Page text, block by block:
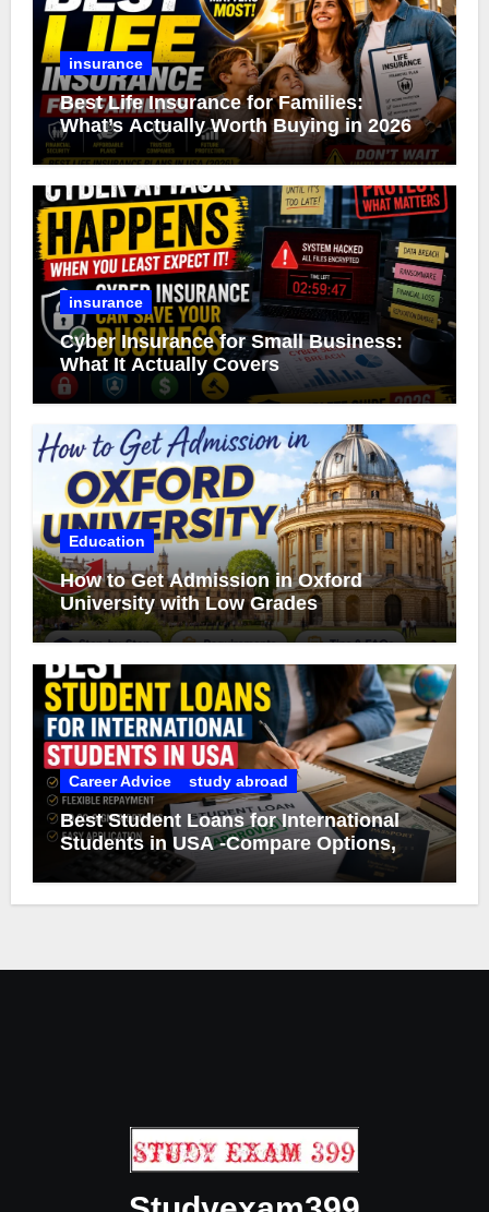
insurance
Best Life Insurance for Families:
What’s Actually Worth Buying in 2026
insurance
Cyber Insurance for Small Business:
What It Actually Covers
Education
How to Get Admission in Oxford
University with Low Grades
Career Advice study abroad
Best Student Loans for International
Students in USA -Compare Options,
Eligibility & Smart Borrowing Tips